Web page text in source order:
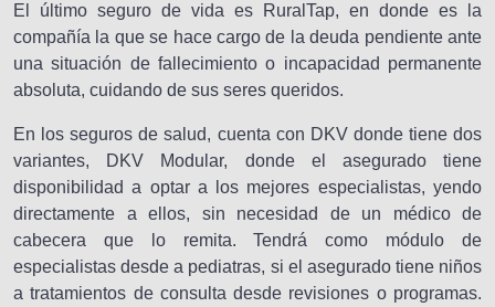
El último seguro de vida es RuralTap, en donde es la
compañía la que se hace cargo de la deuda pendiente ante
una situación de fallecimiento o incapacidad permanente
absoluta, cuidando de sus seres queridos.
En los seguros de salud, cuenta con DKV donde tiene dos
variantes, DKV Modular, donde el asegurado tiene
disponibilidad a optar a los mejores especialistas, yendo
directamente a ellos, sin necesidad de un médico de
cabecera que lo remita. Tendrá como módulo de
especialistas desde a pediatras, si el asegurado tiene niños
a tratamientos de consulta desde revisiones o programas.